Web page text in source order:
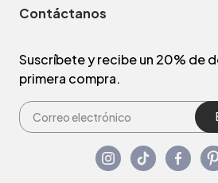
Contáctanos
Suscríbete y recibe un 20% de
primera compra.